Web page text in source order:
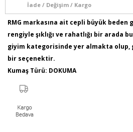
İade / Değişim / Kargo
RMG markasına ait cepli büyük beden
rengiyle şıklığı ve rahatlığı bir arada
giyim kategorisinde yer almakta olup,
bir seçenektir.
Kumaş Türü: DOKUMA
Model Bilgileri: Boy:1,78 - Göğüs:103 -
Numune Bedeni : 44
Ürün Boyu: 120 cm